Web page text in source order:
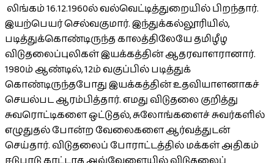
லிங்கம் 16.12.1960ல் வல்வெட்டித்துறையில் பிறந்தார்.
இயற்பெயர் செல்வகுமார். இந்துக்கல்லூரியில்,
படித்துக்கொண்டிருந்த காலத்திலேயே தமிழீழ
விடுதலைப்புலிகள் இயக்கத்தின் ஆதரவாளரானார்.
1980ம் ஆண்டில், 12ம் வகுப்பில் படித்துக்
கொண்டிருந்தபோது இயக்கத்தின் உதவியாளனாகச்
செயல்பட ஆரம்பித்தார். எமது விடுதலை குறித்து
சுவரொட்டிகளை ஒட்டுதல், சுலோங்களைச் சுவர்களில்
எழுதுதல் போன்ற வேலைகளை ஆர்வத்துடன்
செய்தார். விடுதலைப் போராட்டத்தில் மக்கள் அதிகம்